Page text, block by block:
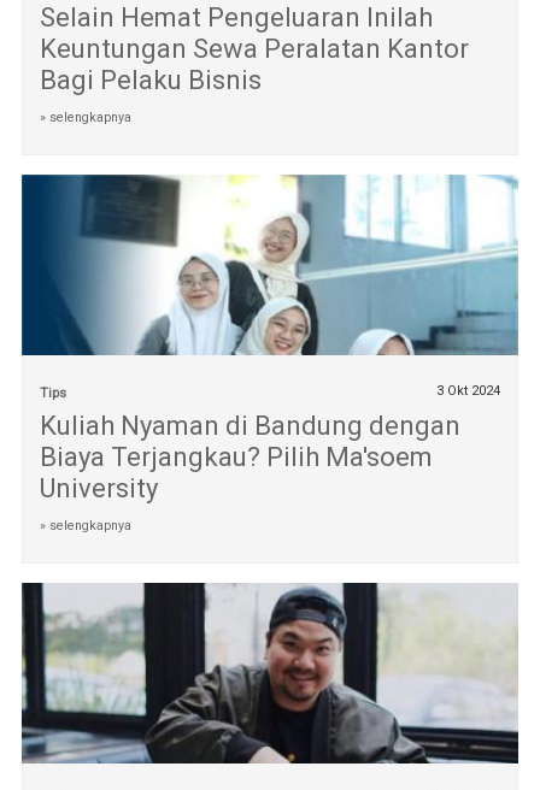
Selain Hemat Pengeluaran Inilah
Keuntungan Sewa Peralatan Kantor
Bagi Pelaku Bisnis
» selengkapnya
Tips 3 Okt 2024
Kuliah Nyaman di Bandung dengan
Biaya Terjangkau? Pilih Ma'soem
University
» selengkapnya